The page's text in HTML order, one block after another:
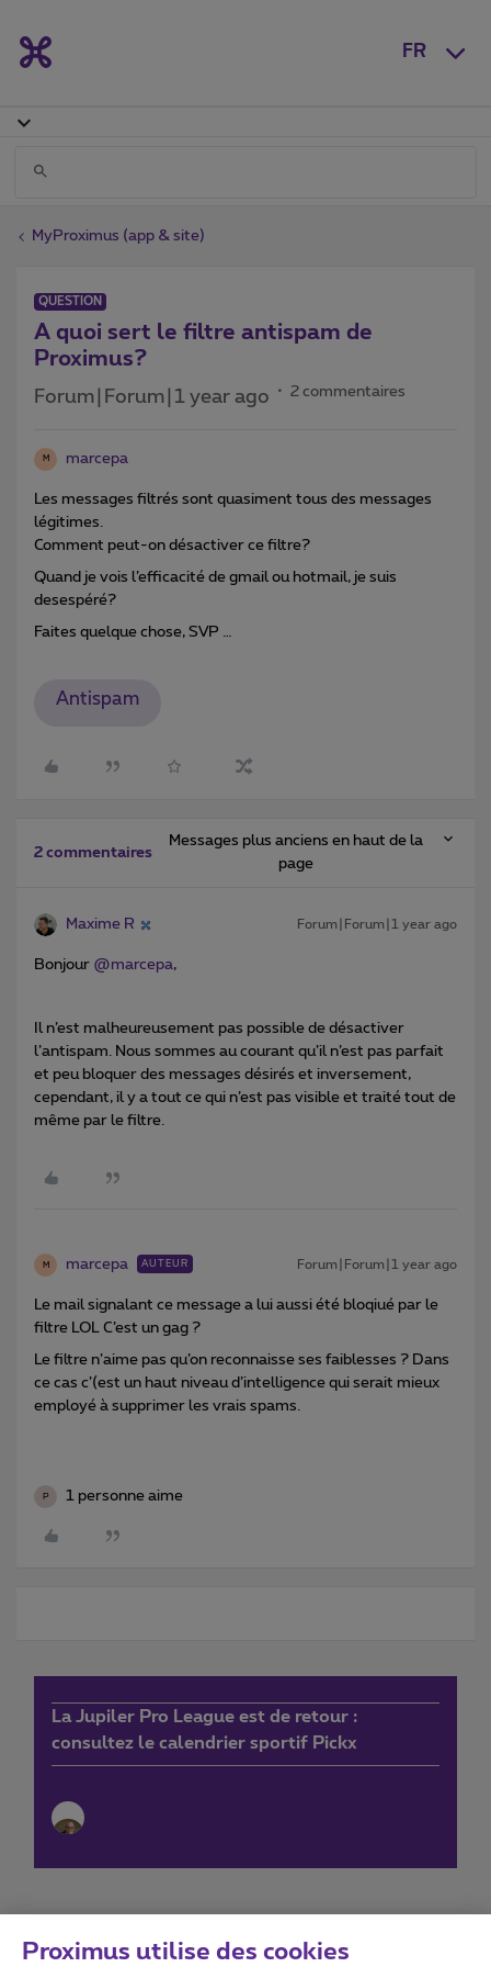
FR
MyProximus (app & site)
QUESTION
A quoi sert le filtre antispam de
Proximus?
Forum|Forum|1 year ago 2 commentaires
M marcepa
Les messages filtrés sont quasiment tous des messages
légitimes.
Comment peut-on désactiver ce filtre?
Quand je vois l’efficacité de gmail ou hotmail, je suis
desespéré?
Faites quelque chose, SVP …
Antispam
2 commentaires
Messages plus anciens en haut de la
page
Maxime R Forum|Forum|1 year ago
Bonjour ​ @marcepa,
Il n’est malheureusement pas possible de désactiver
l’antispam. Nous sommes au courant qu’il n’est pas parfait
et peu bloquer des messages désirés et inversement,
cependant, il y a tout ce qui n’est pas visible et traité tout de
même par le filtre.
M marcepa AUTEUR Forum|Forum|1 year ago
Le mail signalant ce message a lui aussi été bloqiué par le
filtre LOL C’est un gag ?
Le filtre n’aime pas qu’on reconnaisse ses faiblesses ? Dans
ce cas c’(est un haut niveau d’intelligence qui serait mieux
employé à supprimer les vrais spams.
P 1 personne aime
La Jupiler Pro League est de retour :
consultez le calendrier sportif Pickx
Proximus utilise des cookies